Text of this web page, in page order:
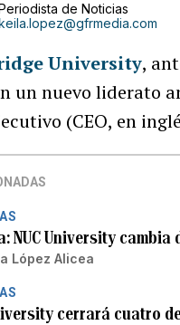
de Noticias
University,
un nuevo liderato
(CEO, en
NUC University
López Alicea
cerrará cuatro